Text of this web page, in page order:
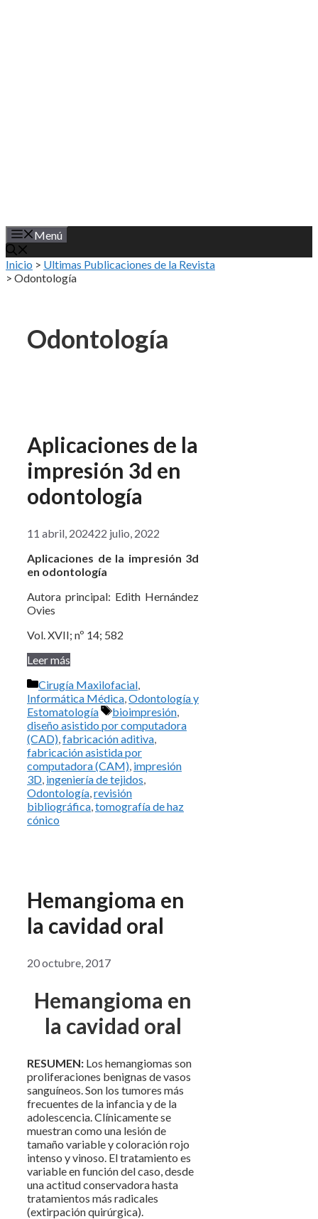
Menú
Inicio > Ultimas Publicaciones de la Revista
> Odontología
Odontología
Aplicaciones de la
impresión 3d en
odontología
11 abril, 202422 julio, 2022
Aplicaciones de la impresión 3d
en odontología
Autora principal: Edith Hernández
Ovies
Vol. XVII; nº 14; 582
Leer más
Categorías
Cirugía Maxilofacial,
Informática Médica,Odontología y
Estomatología
Etiquetas
bioimpresión,
diseño asistido por computadora
(CAD),fabricación aditiva,
fabricación asistida por
computadora (CAM), impresión
3D, ingeniería de tejidos,
Odontología,revisión
bibliográfica,tomografía de haz
cónico
Hemangioma en
la cavidad oral
20 octubre, 2017
Hemangioma en
la cavidad oral
RESUMEN: Los hemangiomas son
proliferaciones benignas de vasos
sanguíneos. Son los tumores más
frecuentes de la infancia y de la
adolescencia. Clínicamente se
muestran como una lesión de
tamaño variable y coloración rojo
intenso y vinoso. El tratamiento es
variable en función del caso, desde
una actitud conservadora hasta
tratamientos más radicales
(extirpación quirúrgica).